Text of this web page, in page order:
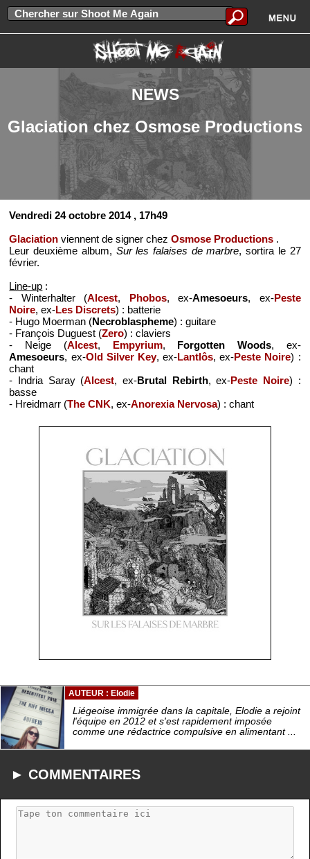
NEWS
Glaciation chez Osmose Productions
Vendredi 24 octobre 2014 , 17h49
Glaciation viennent de signer chezOsmose Productions .
Leur deuxième album, Sur les falaises de marbre, sortira le 27
février.
Line-up :
- Winterhalter (Alcest, Phobos, ex-Amesoeurs, ex-Peste
Noire, ex-Les Discrets) : batterie
- Hugo Moerman (Necroblaspheme) : guitare
- François Duguest (Zero) : claviers
- Neige (Alcest, Empyrium, Forgotten Woods, ex-
Amesoeurs, ex-Old Silver Key, ex-Lantlôs, ex-Peste Noire) :
chant
- Indria Saray (Alcest, ex-Brutal Rebirth, ex-Peste Noire) :
basse
- Hreidmarr (The CNK, ex-Anorexia Nervosa) : chant
AUTEUR : Elodie
Liégeoise immigrée dans la capitale, Elodie a rejoint
l'équipe en 2012 et s'est rapidement imposée
comme une rédactrice compulsive en alimentant ...
► COMMENTAIRES